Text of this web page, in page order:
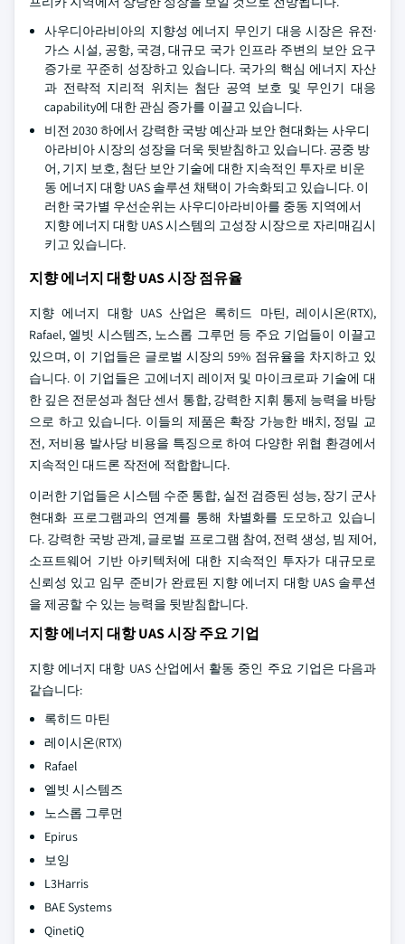
사우디아라비아의 지향성 에너지 무인기 대응 시장은 유전·
가스 시설, 공항, 국경, 대규모 국가 인프라 주변의 보안 요구
증가로 꾸준히 성장하고 있습니다. 국가의 핵심 에너지 자산
과 전략적 지리적 위치는 첨단 공역 보호 및 무인기 대응
capability에 대한 관심 증가를 이끌고 있습니다.
비전 2030 하에서 강력한 국방 예산과 보안 현대화는 사우디
아라비아 시장의 성장을 더욱 뒷받침하고 있습니다. 공중 방
어, 기지 보호, 첨단 보안 기술에 대한 지속적인 투자로 비운
동 에너지 대항 UAS 솔루션 채택이 가속화되고 있습니다. 이
러한 국가별 우선순위는 사우디아라비아를 중동 지역에서
지향 에너지 대항 UAS 시스템의 고성장 시장으로 자리매김시
키고 있습니다.
지향 에너지 대항 UAS 시장 점유율
지향 에너지 대항 UAS 산업은 록히드 마틴, 레이시온(RTX),
Rafael, 엘빗 시스템즈, 노스롭 그루먼 등 주요 기업들이 이끌고
있으며, 이 기업들은 글로벌 시장의 59% 점유율을 차지하고 있
습니다. 이 기업들은 고에너지 레이저 및 마이크로파 기술에 대
한 깊은 전문성과 첨단 센서 통합, 강력한 지휘 통제 능력을 바탕
으로 하고 있습니다. 이들의 제품은 확장 가능한 배치, 정밀 교
전, 저비용 발사당 비용을 특징으로 하여 다양한 위협 환경에서
지속적인 대드론 작전에 적합합니다.
이러한 기업들은 시스템 수준 통합, 실전 검증된 성능, 장기 군사
현대화 프로그램과의 연계를 통해 차별화를 도모하고 있습니
다. 강력한 국방 관계, 글로벌 프로그램 참여, 전력 생성, 빔 제어,
소프트웨어 기반 아키텍처에 대한 지속적인 투자가 대규모로
신뢰성 있고 임무 준비가 완료된 지향 에너지 대항 UAS 솔루션
을 제공할 수 있는 능력을 뒷받침합니다.
지향 에너지 대항 UAS 시장 주요 기업
지향 에너지 대항 UAS 산업에서 활동 중인 주요 기업은 다음과
같습니다:
록히드 마틴
레이시온(RTX)
Rafael
엘빗 시스템즈
노스롭 그루먼
Epirus
보잉
L3Harris
BAE Systems
QinetiQ